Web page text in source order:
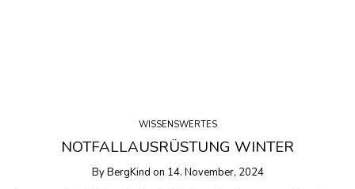
WISSENSWERTES
NOTFALLAUSRÜSTUNG WINTER
ByBergKind on 14. November, 2024